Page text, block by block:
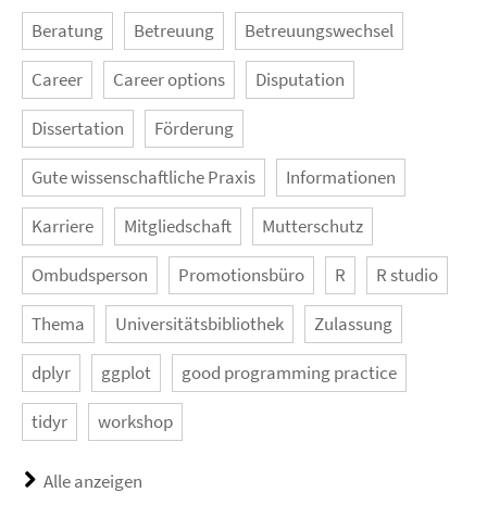
Beratung Betreuung Betreuungswechsel
Career Career options Disputation
Dissertation Förderung
Gute wissenschaftliche Praxis Informationen
Karriere Mitgliedschaft Mutterschutz
Ombudsperson Promotionsbüro R R studio
Thema Universitätsbibliothek Zulassung
dplyr ggplot good programming practice
tidyr workshop
Alle anzeigen